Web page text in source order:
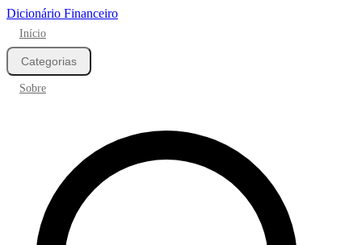
Dicionário Financeiro
Início
Categorias
Sobre